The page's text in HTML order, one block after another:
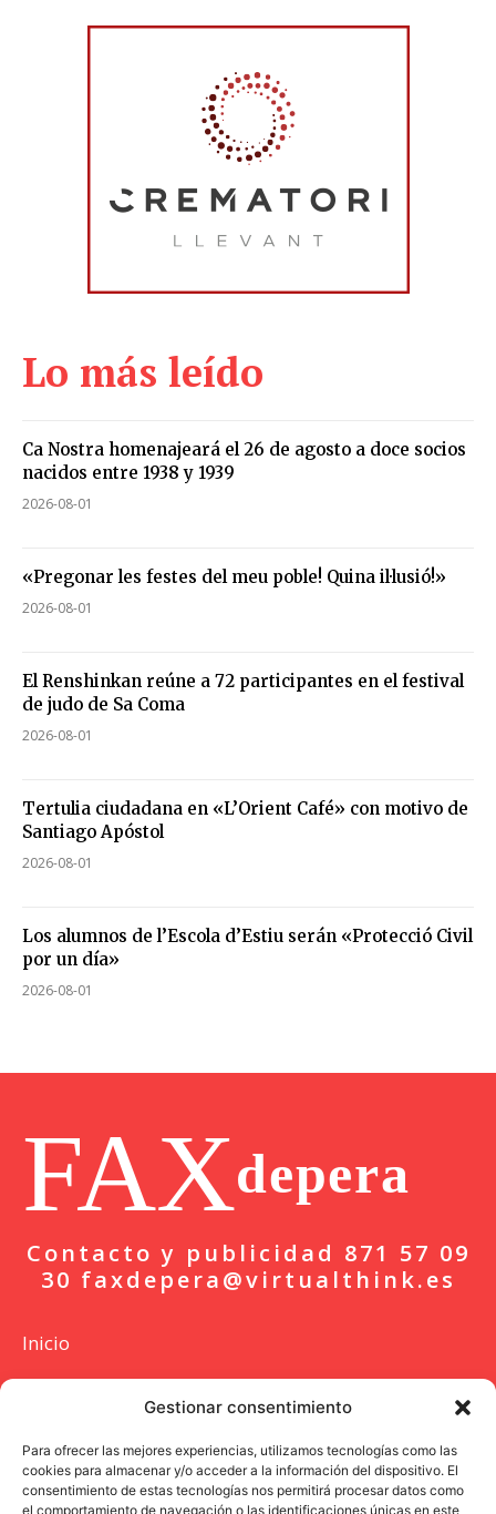
Gestionar consentimiento
Para ofrecer las mejores experiencias, utilizamos tecnologías como las
cookies para almacenar y/o acceder a la información del dispositivo. El
consentimiento de estas tecnologías nos permitirá procesar datos como
el comportamiento de navegación o las identificaciones únicas en este
Lo más leído
Ca Nostra homenajeará el 26 de agosto a doce socios
nacidos entre 1938 y 1939
2026-08-01
«Pregonar les festes del meu poble! Quina il·lusió!»
2026-08-01
El Renshinkan reúne a 72 participantes en el festival
de judo de Sa Coma
2026-08-01
Tertulia ciudadana en «L’Orient Café» con motivo de
Santiago Apóstol
2026-08-01
Los alumnos de l’Escola d’Estiu serán «Protecció Civil
por un día»
2026-08-01
FAXdepera
Contacto y publicidad 871 57 09
30 faxdepera@virtualthink.es
Inicio
Actualidad
Colaboración